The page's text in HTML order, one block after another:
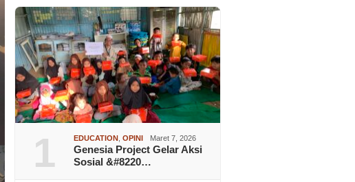
1 EDUCATION ,OPINI Maret 7, 2026
Genesia Project Gelar Aksi
Sosial &#8220…